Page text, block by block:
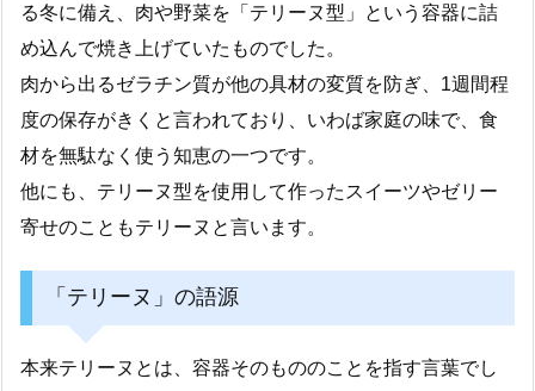
る冬に備え、肉や野菜を「テリーヌ型」という容器に詰
め込んで焼き上げていたものでした。
肉から出るゼラチン質が他の具材の変質を防ぎ、1週間程
度の保存がきくと言われており、いわば家庭の味で、食
材を無駄なく使う知恵の一つです。
他にも、テリーヌ型を使用して作ったスイーツやゼリー
寄せのこともテリーヌと言います。
「テリーヌ」の語源
本来テリーヌとは、容器そのもののことを指す言葉でし